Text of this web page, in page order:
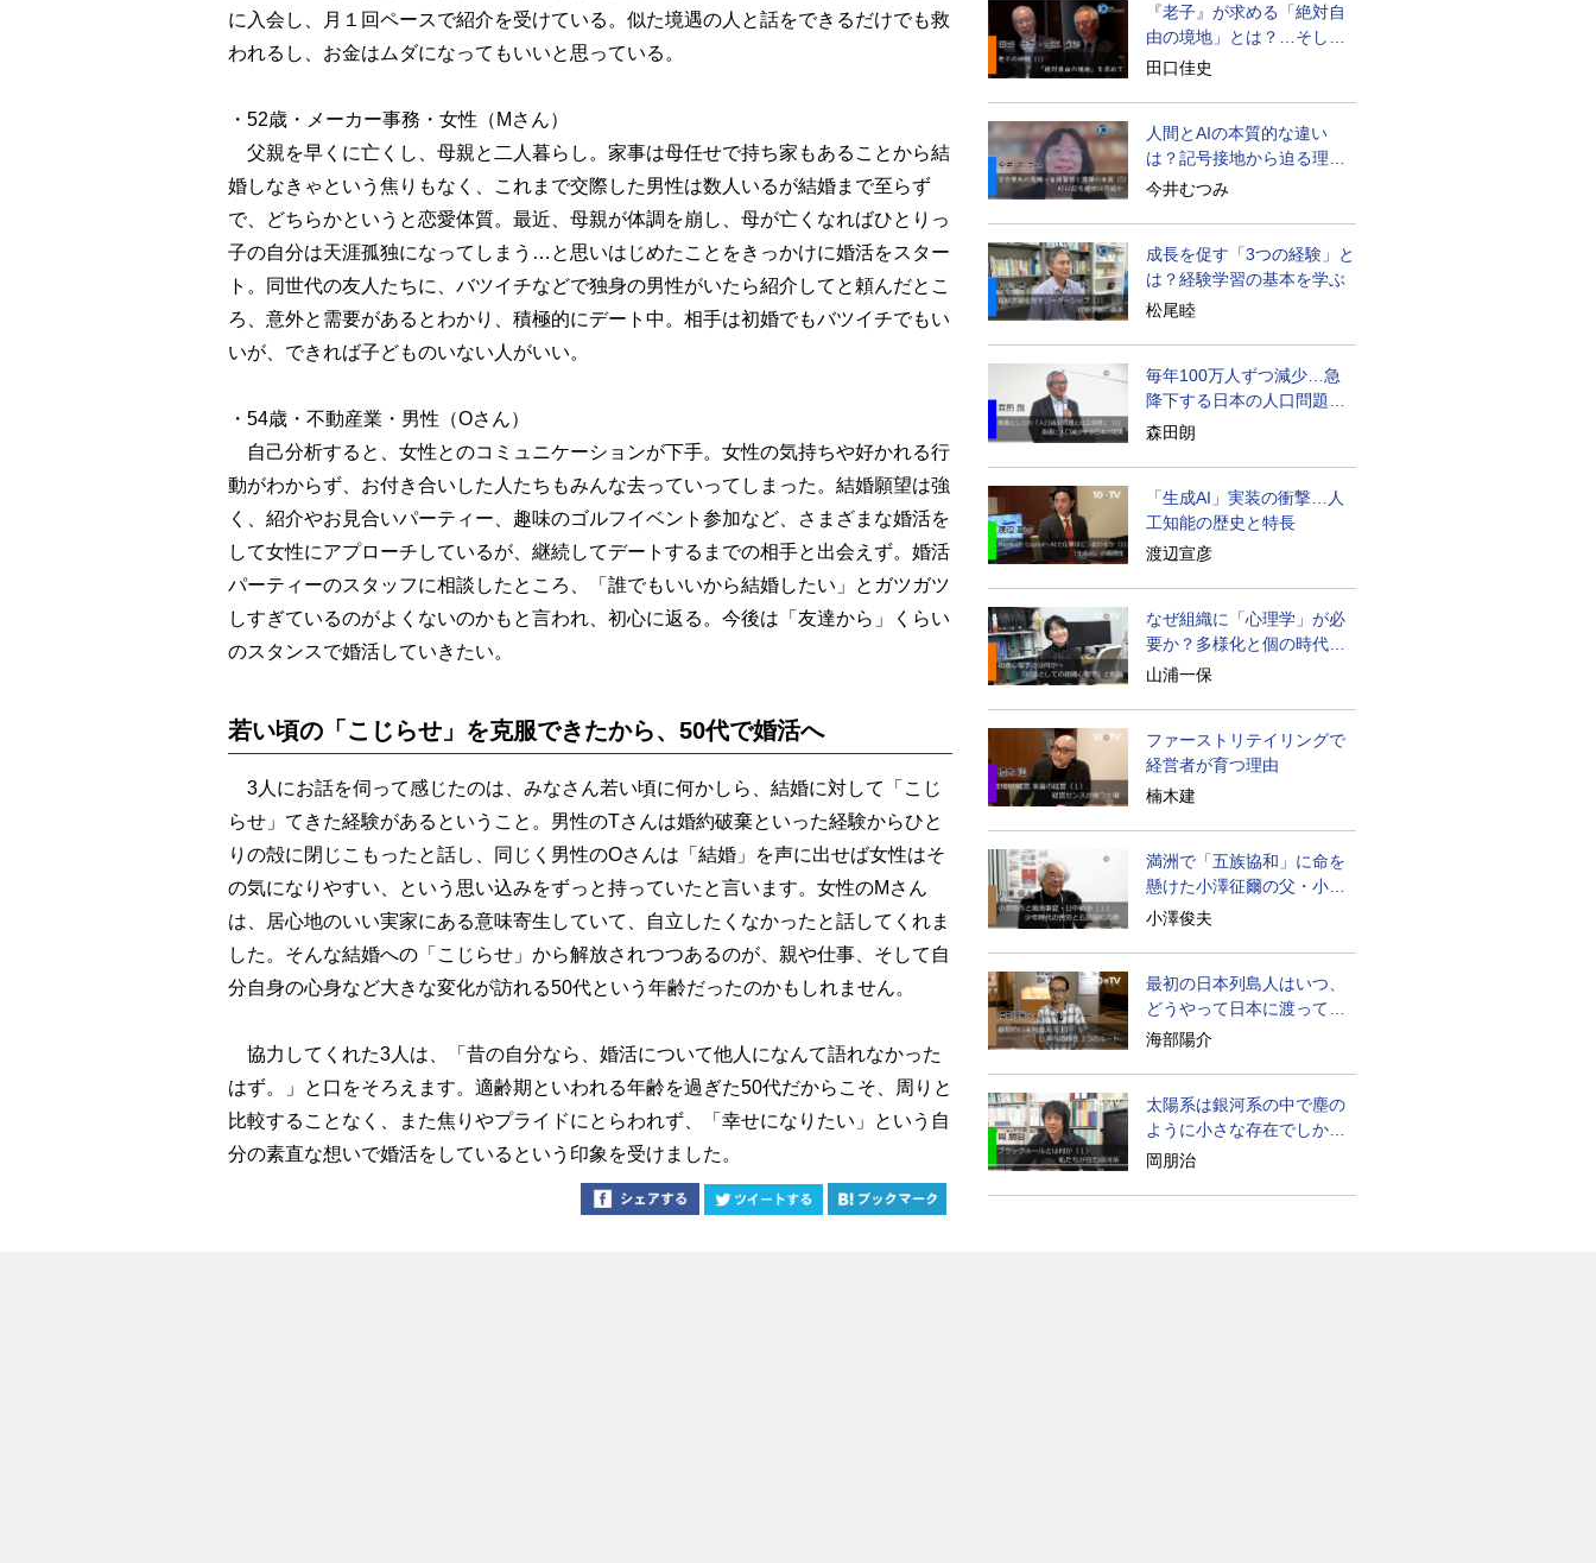
に入会し、月１回ペースで紹介を受けている。似た境遇の人と話をできるだけでも救
われるし、お金はムダになってもいいと思っている。
・52歳・メーカー事務・女性（Mさん）
父親を早くに亡くし、母親と二人暮らし。家事は母任せで持ち家もあることから結
婚しなきゃという焦りもなく、これまで交際した男性は数人いるが結婚まで至らず
で、どちらかというと恋愛体質。最近、母親が体調を崩し、母が亡くなればひとりっ
子の自分は天涯孤独になってしまう…と思いはじめたことをきっかけに婚活をスター
ト。同世代の友人たちに、バツイチなどで独身の男性がいたら紹介してと頼んだとこ
ろ、意外と需要があるとわかり、積極的にデート中。相手は初婚でもバツイチでもい
いが、できれば子どものいない人がいい。
・54歳・不動産業・男性（Oさん）
自己分析すると、女性とのコミュニケーションが下手。女性の気持ちや好かれる行
動がわからず、お付き合いした人たちもみんな去っていってしまった。結婚願望は強
く、紹介やお見合いパーティー、趣味のゴルフイベント参加など、さまざまな婚活を
して女性にアプローチしているが、継続してデートするまでの相手と出会えず。婚活
パーティーのスタッフに相談したところ、「誰でもいいから結婚したい」とガツガツ
しすぎているのがよくないのかもと言われ、初心に返る。今後は「友達から」くらい
のスタンスで婚活していきたい。
若い頃の「こじらせ」を克服できたから、50代で婚活へ
3人にお話を伺って感じたのは、みなさん若い頃に何かしら、結婚に対して「こじ
らせ」てきた経験があるということ。男性のTさんは婚約破棄といった経験からひと
りの殻に閉じこもったと話し、同じく男性のOさんは「結婚」を声に出せば女性はそ
の気になりやすい、という思い込みをずっと持っていたと言います。女性のMさん
は、居心地のいい実家にある意味寄生していて、自立したくなかったと話してくれま
した。そんな結婚への「こじらせ」から解放されつつあるのが、親や仕事、そして自
分自身の心身など大きな変化が訪れる50代という年齢だったのかもしれません。
協力してくれた3人は、「昔の自分なら、婚活について他人になんて語れなかった
はず。」と口をそろえます。適齢期といわれる年齢を過ぎた50代だからこそ、周りと
比較することなく、また焦りやプライドにとらわれず、「幸せになりたい」という自
分の素直な想いで婚活をしているという印象を受けました。
『老子』が求める「絶対自
由の境地」とは？…そして
創造長寿へ
田口佳史
人間とAIの本質的な違い
は？記号接地から迫る理解
の本質
今井むつみ
成長を促す「3つの経験」と
は？経験学習の基本を学ぶ
松尾睦
毎年100万人ずつ減少…急
降下する日本の人口問題を
考える
森田朗
「生成AI」実装の衝撃…人
工知能の歴史と特長
渡辺宣彦
なぜ組織に「心理学」が必
要か？多様化と個の時代の
処方箋
山浦一保
ファーストリテイリングで
経営者が育つ理由
楠木建
満洲で「五族協和」に命を
懸けた小澤征爾の父・小澤
開作
小澤俊夫
最初の日本列島人はいつ、
どうやって日本に渡ってき
たのか
海部陽介
太陽系は銀河系の中で塵の
ように小さな存在でしかな
い
岡朋治